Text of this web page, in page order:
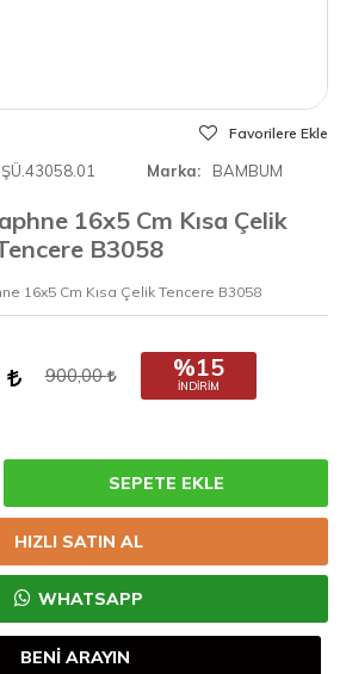
Favorilere Ekle
Marka BAMBUM
16x5 Cm Kısa Çelik
B3058
16x5 Cm Kısa Çelik Tencere B3058
900,00 %15
İNDIRIM
SEPETE EKLE
HIZLI SATIN AL
WHATSAPP
BENİ ARAYIN